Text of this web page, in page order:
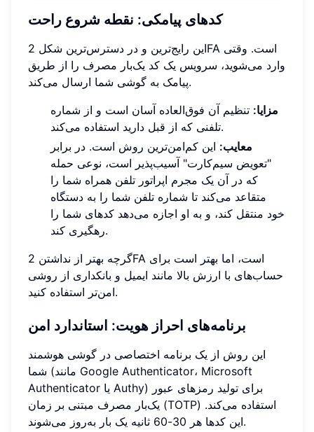
کدهای پیامکی: نقطه شروع راحت
این رایج‌ترین و در دسترس‌ترین شکل 2FA است. وقتی
وارد می‌شوید، سرویس یک کد یک‌بار مصرف را از طریق
پیامک به گوشی شما ارسال می‌کند.
مزایا: تنظیم آن فوق‌العاده آسان است و از شماره
تلفنی که از قبل دارید استفاده می‌کند.
معایب: این کم‌امن‌ترین روش است. در برابر
"تعویض سیم‌کارت" آسیب‌پذیر است، نوعی حمله
که در آن یک مجرم اپراتور تلفن همراه شما را
متقاعد می‌کند تا شماره تلفن شما را به دستگاه
خود منتقل کند، و به او اجازه می‌دهد کدهای شما را
رهگیری کند.
گرچه بهتر از نداشتن 2FA است، اما بهتر است برای
حساب‌های با ارزش بالا مانند ایمیل و بانکداری از روشی
امن‌تر استفاده کنید.
برنامه‌های احراز هویت: استاندارد امن
این روش از یک برنامه اختصاصی در گوشی هوشمند
شما (مانند Google Authenticator، Microsoft
Authenticator یا Authy) برای تولید رمزهای عبور
یک‌بار مصرف مبتنی بر زمان (TOTP) استفاده می‌کند.
این کدها هر 30-60 ثانیه یک بار به‌روز می‌شوند.